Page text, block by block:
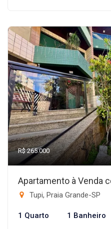
R$ 265.000
Apartamento à Venda
Tupi, Praia Grande-SP
1 Quarto 1 Banheiro